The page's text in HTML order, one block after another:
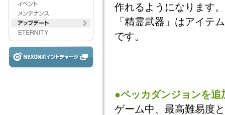
作れるようになります。
「精霊武器」はアイテ
です。
●ペッカダンジョンを追
ゲーム中、最高難易度